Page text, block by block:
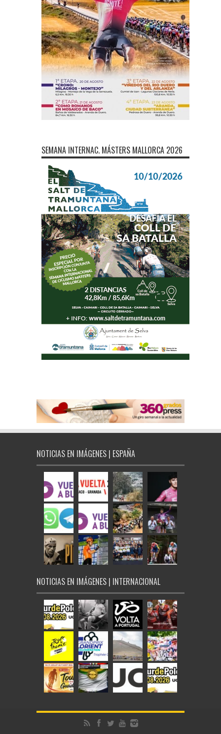
SEMANA INTERNAC. MÁSTERS MALLORCA 2026
NOTICIAS EN IMÁGENES | ESPAÑA
NOTICIAS EN IMÁGENES | INTERNACIONAL